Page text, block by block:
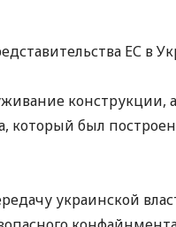
ЕС в
конструкции,
который был
украинской